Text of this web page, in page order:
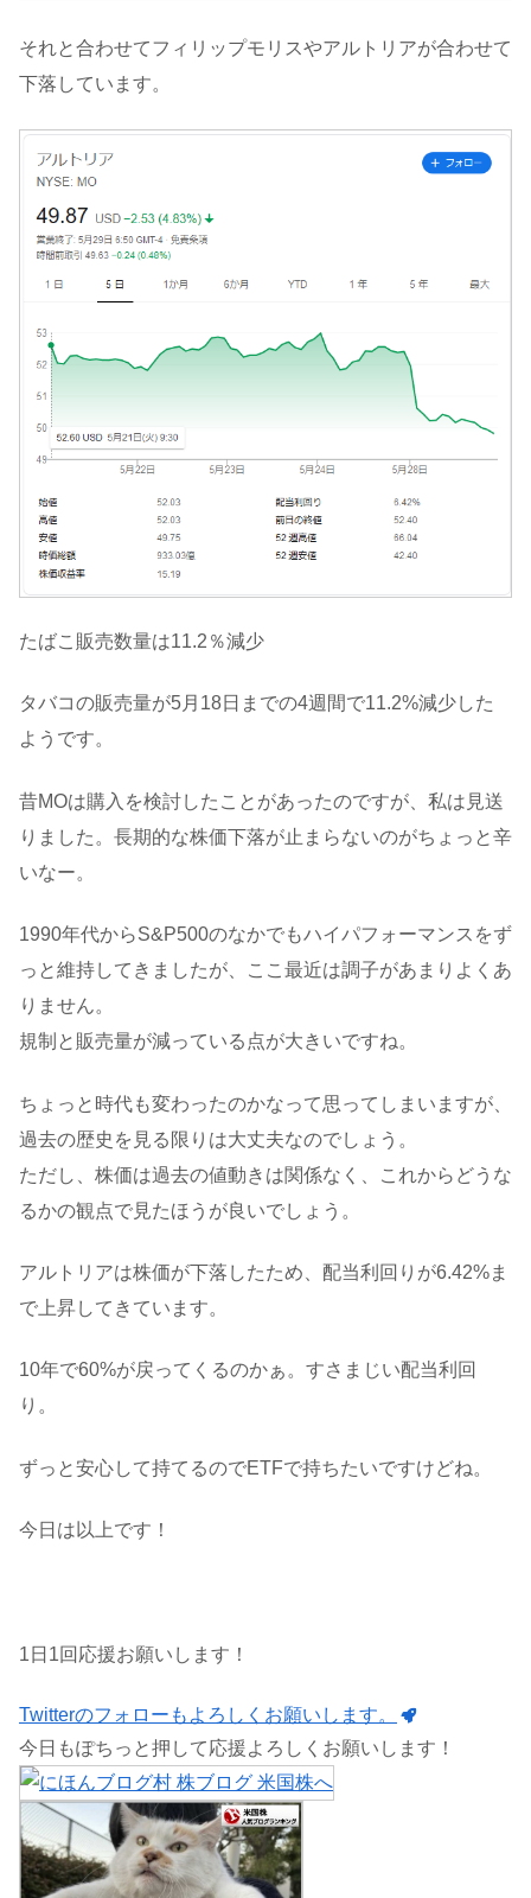
それと合わせてフィリップモリスやアルトリアが合わせて
下落しています。
たばこ販売数量は11.2％減少
タバコの販売量が5月18日までの4週間で11.2%減少した
ようです。
昔MOは購入を検討したことがあったのですが、私は見送
りました。長期的な株価下落が止まらないのがちょっと辛
いなー。
1990年代からS&P500のなかでもハイパフォーマンスをず
っと維持してきましたが、ここ最近は調子があまりよくあ
りません。
規制と販売量が減っている点が大きいですね。
ちょっと時代も変わったのかなって思ってしまいますが、
過去の歴史を見る限りは大丈夫なのでしょう。
ただし、株価は過去の値動きは関係なく、これからどうな
るかの観点で見たほうが良いでしょう。
アルトリアは株価が下落したため、配当利回りが6.42%ま
で上昇してきています。
10年で60%が戻ってくるのかぁ。すさまじい配当利回
り。
ずっと安心して持てるのでETFで持ちたいですけどね。
今日は以上です！
1日1回応援お願いします！
Twitterのフォローもよろしくお願いします。
今日もぽちっと押して応援よろしくお願いします！